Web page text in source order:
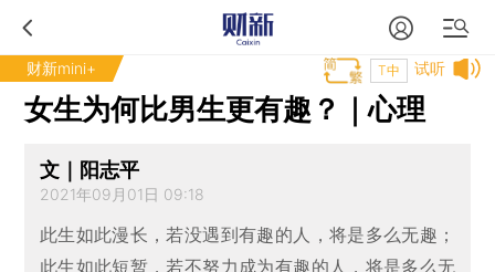
财新mini+ 试听
T中
女生为何比男生更有趣？｜心理
文｜阳志平
2021年09月01日 09:18
此生如此漫长，若没遇到有趣的人，将是多么无趣；
此生如此短暂，若不努力成为有趣的人，将是多么无